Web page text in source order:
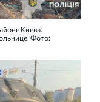
Киева:
Фото: